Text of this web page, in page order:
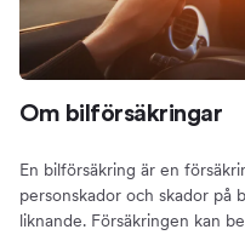
Så mycket kan du
Priset på
Rabatter
Om att samla
Så får du en billig
Så får du en lägre
Om bilförsäkringar
En bilförsäkring är en
personskador och skador på
liknande. Försäkringen kan